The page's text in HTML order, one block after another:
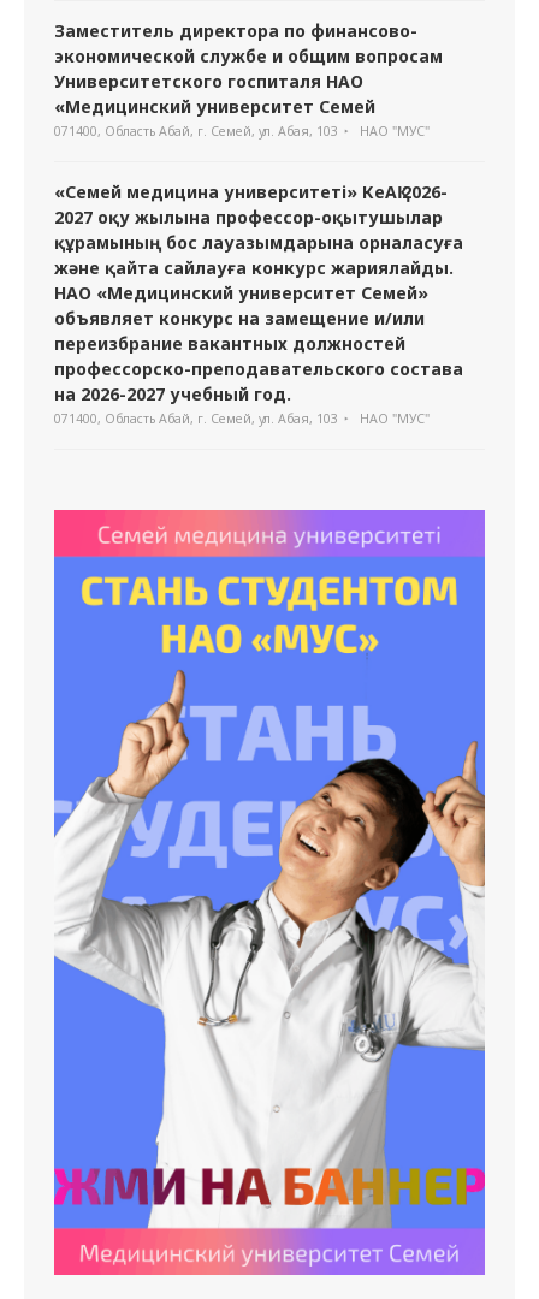
Заместитель директора по финансово-
экономической службе и общим вопросам
Университетского госпиталя НАО
«Медицинский университет Семей
071400, Область Абай, г. Семей, ул. Абая, 103 НАО "МУС"
«Семей медицина университеті» КеАҚ 2026-
2027 оқу жылына профессор-оқытушылар
құрамының бос лауазымдарына орналасуға
және қайта сайлауға конкурс жариялайды.
НАО «Медицинский университет Семей»
объявляет конкурс на замещение и/или
переизбрание вакантных должностей
профессорско-преподавательского состава
на 2026-2027 учебный год.
071400, Область Абай, г. Семей, ул. Абая, 103 НАО "МУС"